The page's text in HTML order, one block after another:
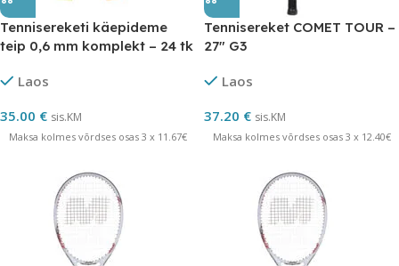
Tennisereketi käepideme
teip 0,6 mm komplekt – 24 tk
Laos
35.00 € sis.KM
Maksa kolmes võrdses osas 3 x 11.67€
Tennisereket COMET TOUR –
27″ G3
Laos
37.20 € sis.KM
Maksa kolmes võrdses osas 3 x 12.40€